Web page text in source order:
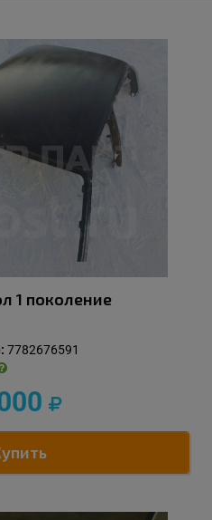
1 поколение
7782676591